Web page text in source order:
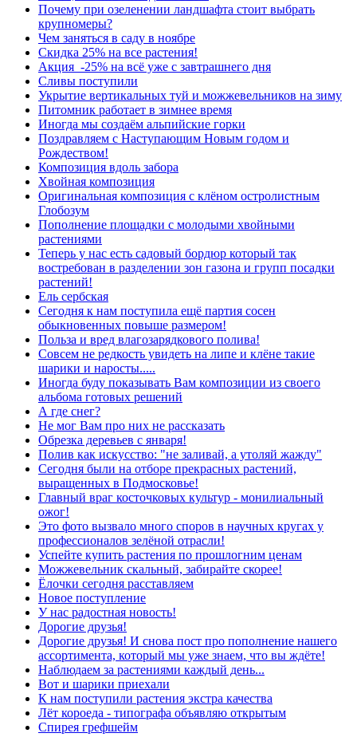
Почему при озеленении ландшафта стоит выбрать
крупномеры?
Чем заняться в саду в ноябре
Скидка 25% на все растения!
Акция -25% на всё уже с завтрашнего дня
Сливы поступили
Укрытие вертикальных туй и можжевельников на зиму
Питомник работает в зимнее время
Иногда мы создаём альпийские горки
Поздравляем с Наступающим Новым годом и
Рождеством!
Композиция вдоль забора
Хвойная композиция
Оригинальная композиция с клёном остролистным
Глобозум
Пополнение площадки с молодыми хвойными
растениями
Теперь у нас есть садовый бордюр который так
востребован в разделении зон газона и групп посадки
растений!
Ель сербская
Сегодня к нам поступила ещё партия сосен
обыкновенных повыше размером!
Польза и вред влагозарядкового полива!
Совсем не редкость увидеть на липе и клёне такие
шарики и наросты.....
Иногда буду показывать Вам композиции из своего
альбома готовых решений
А где снег?
Не мог Вам про них не рассказать
Обрезка деревьев с января!
Полив как искусство: "не заливай, а утоляй жажду"
Сегодня были на отборе прекрасных растений,
выращенных в Подмосковье!
Главный враг косточковых культур - монилиальный
ожог!
Это фото вызвало много споров в научных кругах у
профессионалов зелёной отрасли!
Успейте купить растения по прошлогним ценам
Можжевельник скальный, забирайте скорее!
Ёлочки сегодня расставляем
Новое поступление
У нас радостная новость!
Дорогие друзья!
Дорогие друзья! И снова пост про пополнение нашего
ассортимента, который мы уже знаем, что вы ждёте!
Наблюдаем за растениями каждый день...
Вот и шарики приехали
К нам поступили растения экстра качества
Лёт короеда - типографа объявляю открытым
Спирея грефшейм